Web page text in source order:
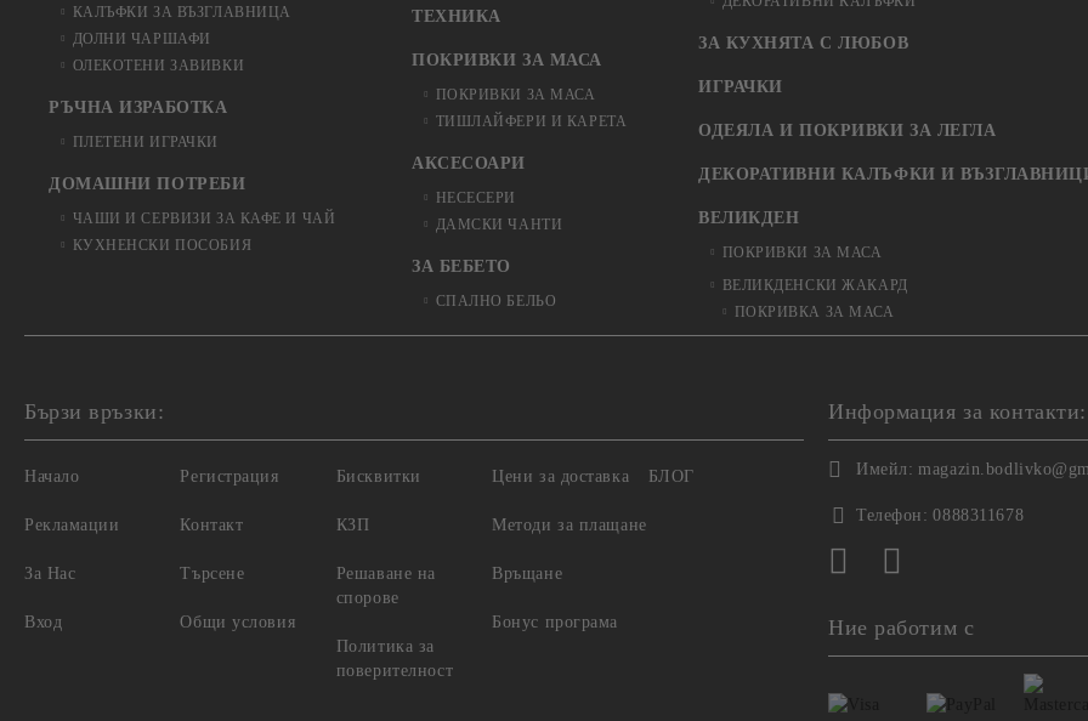
КАЛЪФКИ ЗА ВЪЗГЛАВНИЦА
ДОЛНИ ЧАРШАФИ
ОЛЕКОТЕНИ ЗАВИВКИ
РЪЧНА ИЗРАБОТКА
ПЛЕТЕНИ ИГРАЧКИ
ДОМАШНИ ПОТРЕБИ
ЧАШИ И СЕРВИЗИ ЗА КАФЕ И ЧАЙ
КУХНЕНСКИ ПОСОБИЯ
ТЕХНИКА
ПОКРИВКИ ЗА МАСА
ПОКРИВКИ ЗА МАСА
ТИШЛАЙФЕРИ И КАРЕТА
АКСЕСОАРИ
НЕСЕСЕРИ
ДАМСКИ ЧАНТИ
ЗА БЕБЕТО
СПАЛНО БЕЛЬО
ЗА КУХНЯТА С ЛЮБОВ
ИГРАЧКИ
ОДЕЯЛА И ПОКРИВКИ ЗА ЛЕГЛА
ДЕКОРАТИВНИ КАЛЪФКИ И
ВЕЛИКДЕН
ПОКРИВКИ ЗА МАСА
ВЕЛИКДЕНСКИ ЖАКАРД
ПОКРИВКА ЗА МАСА
Бързи връзки:
Начало
Рекламации
За Нас
Вход
Регистрация
Контакт
Търсене
Общи условия
Бисквитки
КЗП
Решаване на
спорове
Политика за
поверителност
Цени за доставка
Методи за плащане
Връщане
Бонус програма
БЛОГ
Информация за контакти:
Имейл:
Телефон: 0888311678
Ние работим с